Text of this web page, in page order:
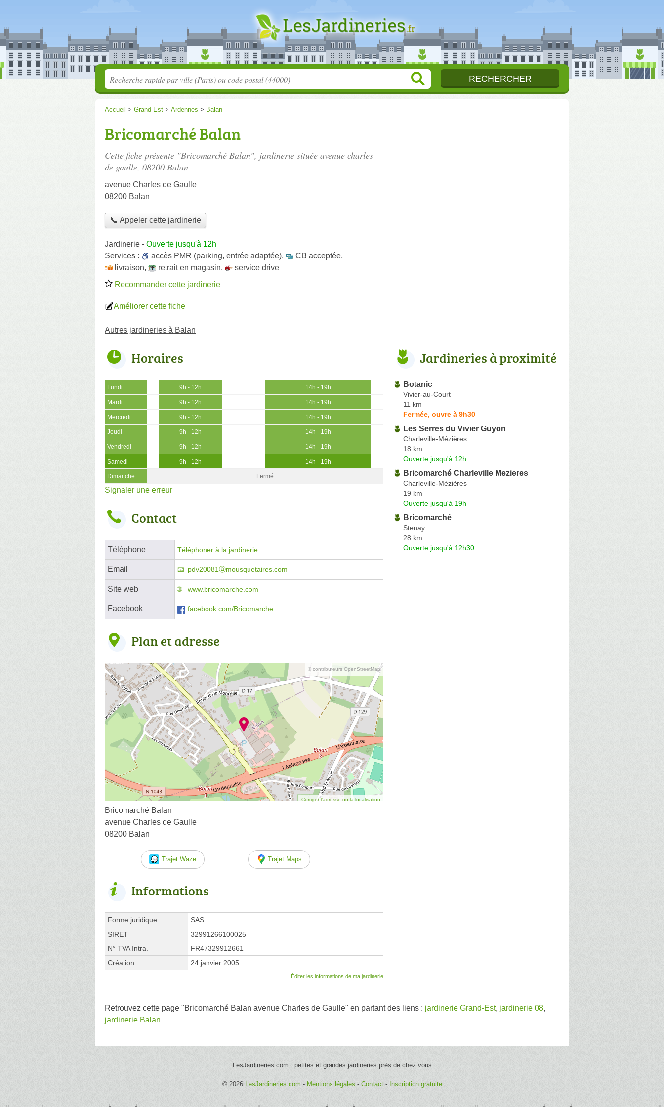
Accueil > Grand-Est > Ardennes > Balan
Bricomarché Balan
Cette fiche présente "Bricomarché Balan", jardinerie située avenue charles
de gaulle, 08200 Balan.
avenue Charles de Gaulle
08200 Balan
📞 Appeler cette jardinerie
Jardinerie - Ouverte jusqu'à 12h
Services :
accès PMR (parking, entrée adaptée), CB acceptée,
livraison, retrait en magasin,
service drive
Recommander cette jardinerie
Améliorer cette fiche
Autres jardineries à Balan
Horaires
Lundi 9h - 12h 14h - 19h
Mardi 9h - 12h 14h - 19h
Mercredi 9h - 12h 14h - 19h
Jeudi 9h - 12h 14h - 19h
Vendredi 9h - 12h 14h - 19h
Samedi 9h - 12h 14h - 19h
Dimanche Fermé
Signaler une erreur
Contact
Téléphone Téléphoner à la jardinerie
Email pdv20081ⓐmousquetaires.com
Site web www.bricomarche.com
Facebook facebook.com/Bricomarche
Plan et adresse
© contributeurs OpenStreetMap
Corriger l’adresse ou la localisation
Bricomarché Balan
avenue Charles de Gaulle
08200 Balan
Trajet Waze Trajet Maps
Informations
Forme juridique
SAS
SIRET
32991266100025
N° TVA Intra.
FR47329912661
Création
24 janvier 2005
Éditer les informations de ma jardinerie
Jardineries à proximité
Botanic
Vivier-au-Court
11 km
Fermée, ouvre à 9h30
Les Serres du Vivier Guyon
Charleville-Mézières
18 km
Ouverte jusqu'à 12h
Bricomarché Charleville Mezieres
Charleville-Mézières
19 km
Ouverte jusqu'à 19h
Bricomarché
Stenay
28 km
Ouverte jusqu'à 12h30
Retrouvez cette page "Bricomarché Balan avenue Charles de Gaulle" en partant des liens : jardinerie Grand-Est, jardinerie 08,
jardinerie Balan.
LesJardineries.com : petites et grandes jardineries près de chez vous
© 2026 LesJardineries.com - Mentions légales - Contact- Inscription gratuite